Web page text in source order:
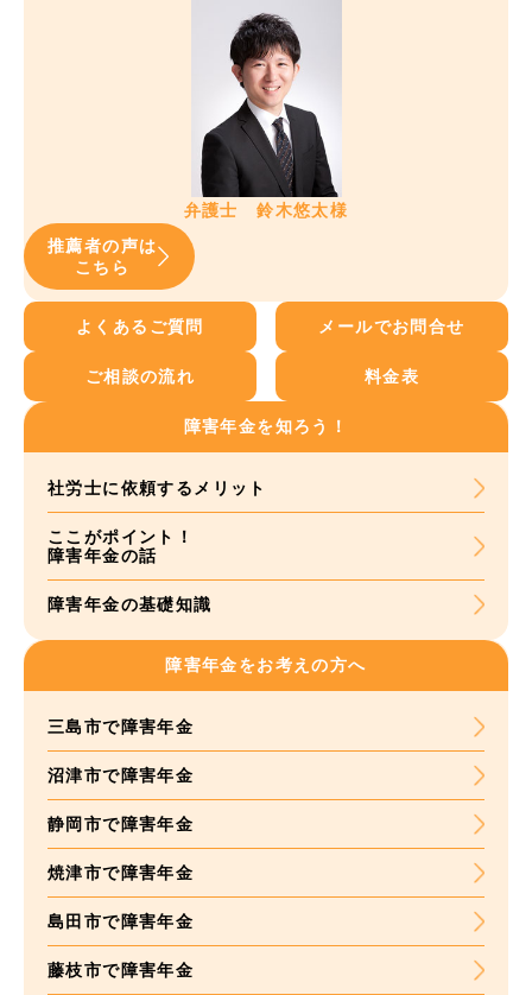
弁護士 鈴木悠太様
推薦者の声は
こちら
よくあるご質問 メールでお問合せ
ご相談の流れ 料金表
障害年金を知ろう！
社労士に依頼するメリット
ここがポイント！
障害年金の話
障害年金の基礎知識
障害年金をお考えの方へ
三島市で障害年金
沼津市で障害年金
静岡市で障害年金
焼津市で障害年金
島田市で障害年金
藤枝市で障害年金